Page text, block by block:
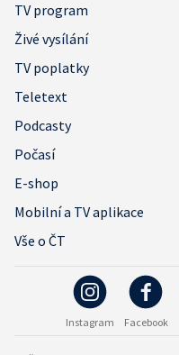
TV program
Živé vysílání
TV poplatky
Teletext
Podcasty
Počasí
E-shop
Mobilní a TV aplikace
Vše o ČT
Instagram Facebook